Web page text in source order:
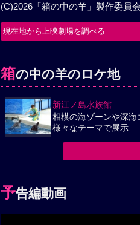
(C)2026「箱の中の羊」製作委員会
現在地から上映劇場を調べる
箱の中の羊のロケ地
新江ノ島水族館
相模の海ゾーンや深海
様々なテーマで展示
予告編動画